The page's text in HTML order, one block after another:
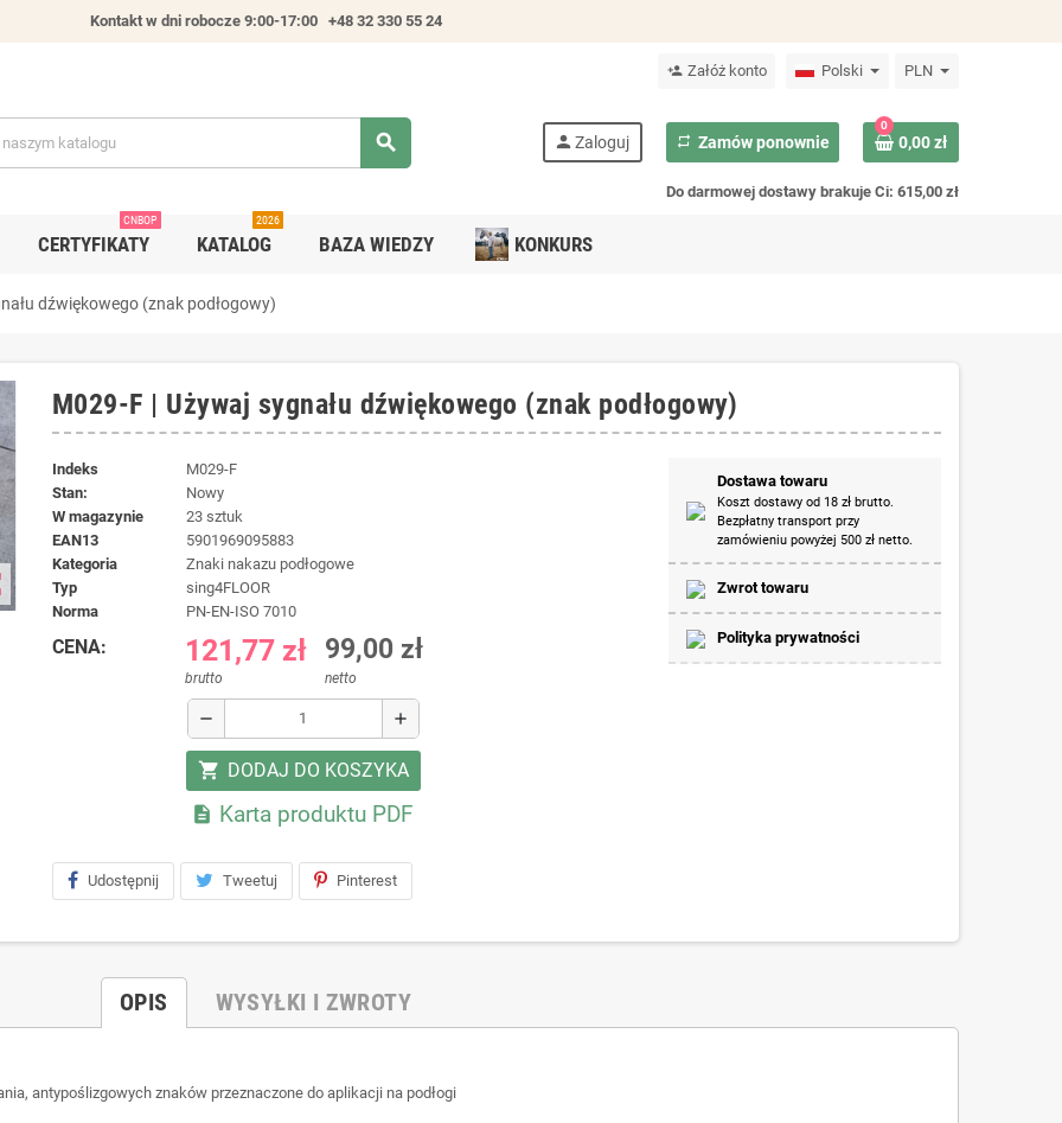
Kontakt w dni robocze 9:00-17:00 +48 32 330 55 24
person_add Załóż konto Polski PLN
search person Zaloguj repeat Zamów ponownie
0
0,00 zł
Do darmowej dostawy brakuje Ci: 615,00 zł
CERTYFIKATY
CNBOP
KATALOG
2026
BAZA WIEDZY KONKURS
dźwiękowego (znak podłogowy)
M029-F | Używaj sygnału dźwiękowego (znak podłogowy)
Indeks
M029-F
Stan:
Nowy
W magazynie
23 sztuk
EAN13
5901969095883
kategoria
Znaki nakazu podłogowe
typ
sing4FLOOR
norma
PN-EN-ISO 7010
CENA: 121,77 zł
brutto
99,00 zł
netto
remove add
shopping_cart DODAJ DO KOSZYKA
 Karta produktu PDF
Udostępnij Tweetuj Pinterest
Dostawa towaru
Koszt dostawy od 18 zł brutto.
Bezpłatny transport przy
zamówieniu powyżej 500 zł netto.
Zwrot towaru
Polityka prywatności
OPIS WYSYŁKI I ZWROTY
antypoślizgowych znaków przeznaczone do aplikacji na podłogi